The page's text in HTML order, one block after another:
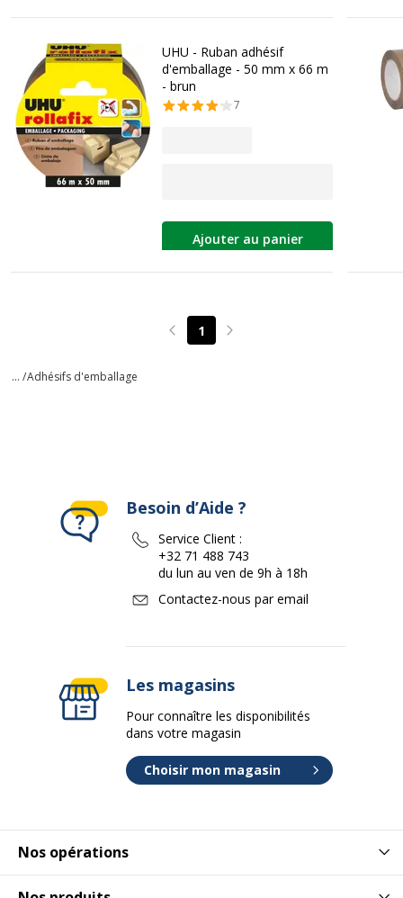
UHU - Ruban adhésif
d'emballage - 50 mm x 66 m
- brun
7
Ajouter au panier
Page précédente
1 Page suivante
... /Adhésifs d'emballage
Nos opérations
Besoin d’Aide ?
Service Client :
+32 71 488 743
du lun au ven de 9h à 18h
Contactez-nous par email
Les magasins
Pour connaître les disponibilités
dans votre magasin
Choisir mon magasin